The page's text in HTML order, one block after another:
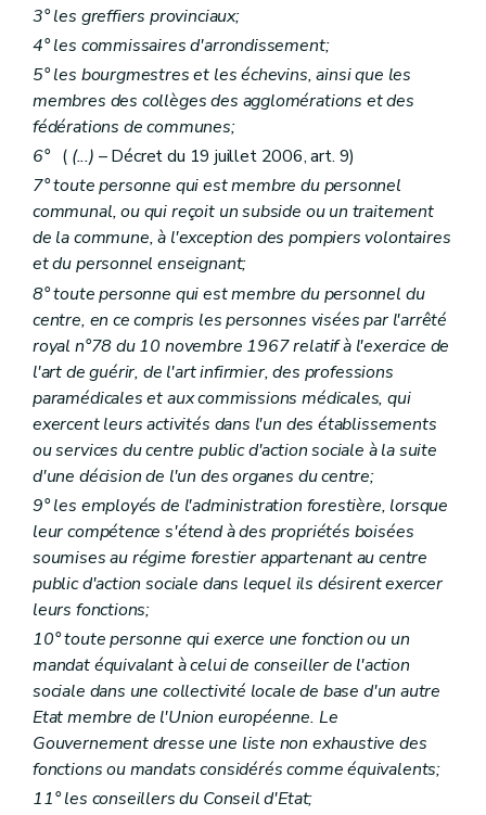
3° les greffiers provinciaux;
4° les commissaires d'arrondissement;
5° les bourgmestres et les échevins, ainsi que les
membres des collèges des agglomérations et des
fédérations de communes;
6°( (...) – Décret du 19 juillet 2006, art. 9)
7° toute personne qui est membre du personnel
communal, ou qui reçoit un subside ou un traitement
de la commune, à l'exception des pompiers volontaires
et du personnel enseignant;
8° toute personne qui est membre du personnel du
centre, en ce compris les personnes visées par l'arrêté
royal n°78 du 10 novembre 1967 relatif à l'exercice de
l'art de guérir, de l'art infirmier, des professions
paramédicales et aux commissions médicales, qui
exercent leurs activités dans l'un des établissements
ou services du centre public d'action sociale à la suite
d'une décision de l'un des organes du centre;
9° les employés de l'administration forestière, lorsque
leur compétence s'étend à des propriétés boisées
soumises au régime forestier appartenant au centre
public d'action sociale dans lequel ils désirent exercer
leurs fonctions;
10° toute personne qui exerce une fonction ou un
mandat équivalant à celui de conseiller de l'action
sociale dans une collectivité locale de base d'un autre
Etat membre de l'Union européenne. Le
Gouvernement dresse une liste non exhaustive des
fonctions ou mandats considérés comme équivalents;
11° les conseillers du Conseil d'Etat;